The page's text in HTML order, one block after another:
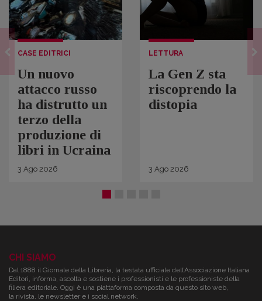
CASE EDITRICI
Un nuovo
attacco russo
ha distrutto un
terzo della
produzione di
libri in Ucraina
3 Ago 2026
LETTURA
La Gen Z sta
riscoprendo la
distopia
3 Ago 2026
CHI SIAMO
Dal 1888 il Giornale della Libreria, la testata ufficiale dell’Associazione Italiana
Editori, informa, ascolta e sostiene i professionisti e le professioniste della
filiera editoriale. Oggi è una piattaforma composta da questo sito web,
la rivista, le newsletter e i social network.